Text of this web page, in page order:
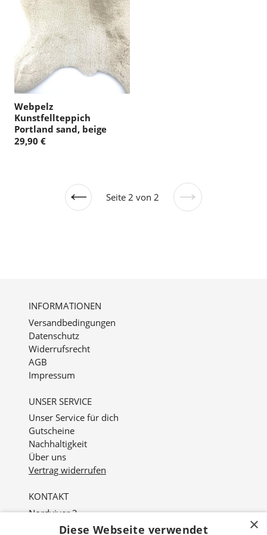
Webpelz
Kunstfellteppich
Portland sand, beige
29,90 €
VorherigeSeite 2 von 2
Nächste
INFORMATIONEN
Versandbedingungen
Datenschutz
Widerrufsrecht
AGB
Impressum
UNSER SERVICE
Unser Service für dich
Gutscheine
Nachhaltigkeit
Über uns
Vertrag widerrufen
KONTAKT
Nordviver 2
21614 Buxtehude
×
Diese Webseite verwendet